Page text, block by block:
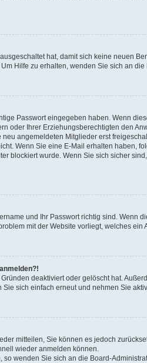
hat, damit sich keine neuen
Hilfe zu erhalten, wenden Sie sich an
Passwort eingegeben haben. Wenn
oder Ihrer Erziehungsberechtigten den
angemeldeten Mitglieder erst
Wenn Sie eine E-Mail erhalten haben,
blockiert wurde. Wenn Sie sich sicher
und Ihr Passwort richtig sind.
mit der Website vorliegt, welches ein
deaktiviert oder gelöscht hat.
sich einfach erneut und nehmen Sie
mitteilen, Sie können es jedoch
wieder anmelden können.
so wenden Sie sich an die Board-